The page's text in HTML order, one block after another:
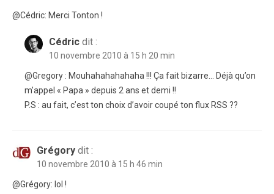
@Cédric: Merci Tonton !
Cédric dit :
10 novembre 2010 à 15 h 20 min
@Gregory : Mouhahahahahaha !!! Ça fait bizarre… Déjà qu’on
m’appel « Papa » depuis 2 ans et demi !!
P.S : au fait, c’est ton choix d’avoir coupé ton flux RSS ??
Grégory dit :
10 novembre 2010 à 15 h 46 min
@Grégory: lol !